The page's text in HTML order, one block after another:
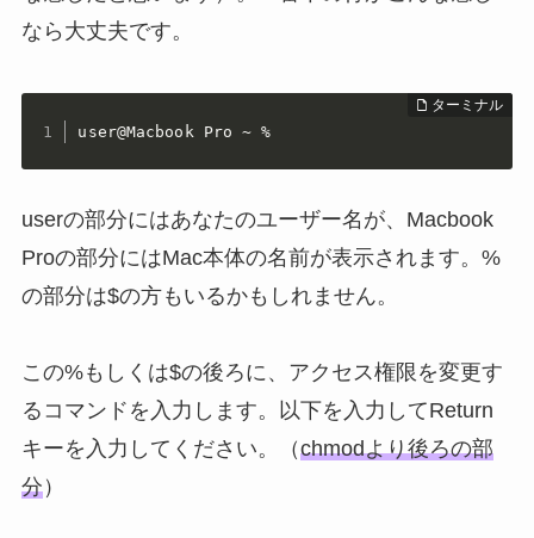
なら大丈夫です。
user@Macbook Pro ~ %
userの部分にはあなたのユーザー名が、Macbook
Proの部分にはMac本体の名前が表示されます。%
の部分は$の方もいるかもしれません。
この%もしくは$の後ろに、アクセス権限を変更す
るコマンドを入力します。以下を入力してReturn
キーを入力してください。（chmodより後ろの部
分）